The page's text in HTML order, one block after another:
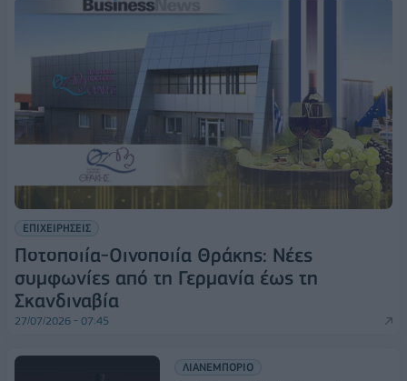
ΕΠΙΧΕΙΡΗΣΕΙΣ
Ποτοποιία-Οινοποιία Θράκης: Νέες
συμφωνίες από τη Γερμανία έως τη
Σκανδιναβία
27/07/2026 - 07:45
ΛΙΑΝΕΜΠΟΡΙΟ